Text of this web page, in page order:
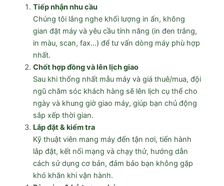
Tiếp nhận nhu cầu
Chúng tôi lắng nghe khối lượng in ấn, không
gian đặt máy và yêu cầu tính năng (in đen trắng,
in màu, scan, fax…) để tư vấn dòng máy phù hợp
nhất.
Chốt hợp đồng và lên lịch giao
Sau khi thống nhất mẫu máy và giá thuê/mua, đội
ngũ chăm sóc khách hàng sẽ lên lịch cụ thể cho
ngày và khung giờ giao máy, giúp bạn chủ động
sắp xếp thời gian.
Lắp đặt & kiểm tra
Kỹ thuật viên mang máy đến tận nơi, tiến hành
lắp đặt, kết nối mạng và chạy thử, hướng dẫn
cách sử dụng cơ bản, đảm bảo bạn không gặp
khó khăn khi vận hành.